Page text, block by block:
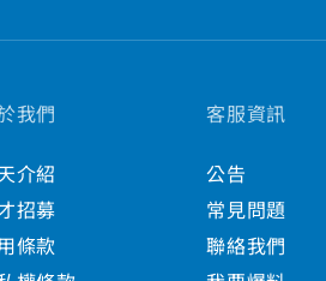
我們
介紹
招募
條款
客服資訊
公告
常見問題
聯絡我們